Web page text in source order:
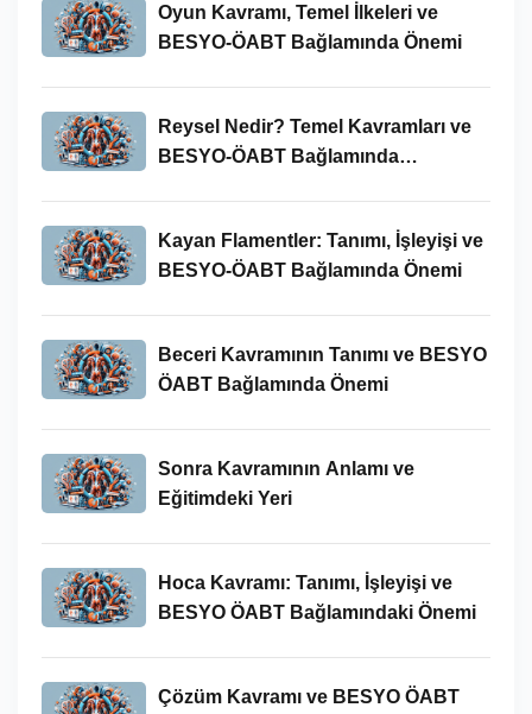
Oyun Kavramı, Temel İlkeleri ve
BESYO-ÖABT Bağlamında Önemi
Reysel Nedir? Temel Kavramları ve
BESYO-ÖABT Bağlamında
Kayan Flamentler: Tanımı, İşleyişi ve
BESYO-ÖABT Bağlamında Önemi
Beceri Kavramının Tanımı ve BESYO
ÖABT Bağlamında Önemi
Sonra Kavramının Anlamı ve
Eğitimdeki Yeri
Hoca Kavramı: Tanımı, İşleyişi ve
BESYO ÖABT Bağlamındaki Önemi
Çözüm Kavramı ve BESYO ÖABT